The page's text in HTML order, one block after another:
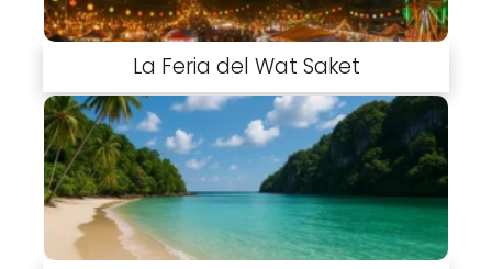
La Feria del Wat Saket